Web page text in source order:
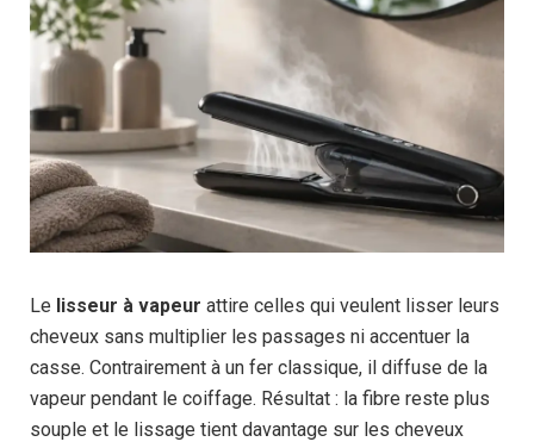
Le lisseur à vapeur attire celles qui veulent lisser leurs
cheveux sans multiplier les passages ni accentuer la
casse. Contrairement à un fer classique, il diffuse de la
vapeur pendant le coiffage. Résultat : la fibre reste plus
souple et le lissage tient davantage sur les cheveux